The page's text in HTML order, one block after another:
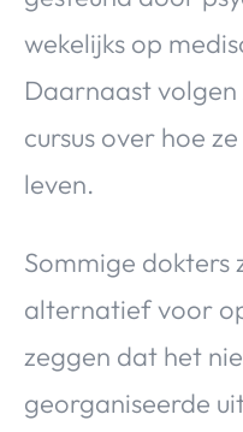
wekelijks op
Daarnaast
cursus over hoe
leven.
Sommige dokters
alternatief voor
zeggen dat het
georganiseerde